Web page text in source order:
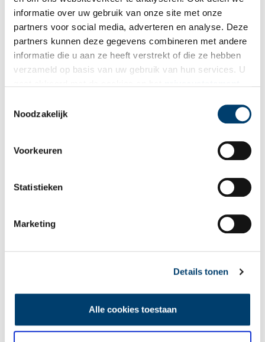
informatie over uw gebruik van onze site met onze
partners voor social media, adverteren en analyse. Deze
partners kunnen deze gegevens combineren met andere
informatie die u aan ze heeft verstrekt of die ze hebben
verzameld op basis van uw gebruik van hun services. U
Noodzakelijk
Voorkeuren
Statistieken
Marketing
Details tonen
Alle cookies toestaan
Bronnen:
Café ’t Mandje: Geschiedenis
Amsterdam Museum
Ontvang de nieuwsbrief
laatste erfgoednieuws? Schrijf u dan nu in voor onze
Bij inschrijving gaat u akkoord met onsprivacybeleid.
Aanvullingen